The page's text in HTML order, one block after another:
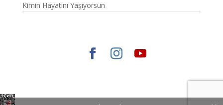
Kimin Hayatını Yaşıyorsun